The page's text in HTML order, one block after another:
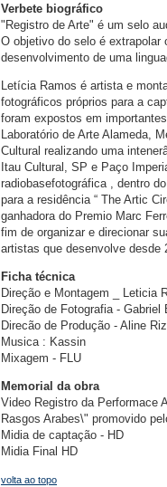
Verbete biográfico
"Registro de Arte" é um selo
O objetivo do selo é extrapolar
desenvolvimento de uma
Letícia Ramos é artista e
fotográficos próprios para a
foram expostos em
Laboratório de Arte Alameda,
Cultural realizando uma
Itau Cultural, SP e Paço
radiobasefotográfica , dentro
para a residência “ The Artic
ganhadora do Premio Marc
fim de organizar e direcionar
artistas que desenvolve desde
Ficha técnica
Direção e Montagem _ Leticia
Direção de Fotografia - Gabriel
Direcão de Produção - Aline
Musica : Kassin
Mixagem - FLU
Memorial da obra
Video Registro da Performace
Rasgos Arabes\" promovido
Midia de captação - HD
Midia Final HD
volta ao topo